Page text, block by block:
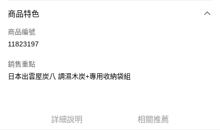
信用卡一次付款
超商取貨付款
街口支付
商品特色
商品編號
11823197
銷售重點
日本出雲屋炭八 調濕木炭+專用收納袋組
詳細說明 相關推薦